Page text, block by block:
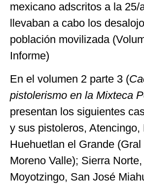
mexicano adscritos a la 25/
llevaban a cabo los
población movilizada
Informe)
En el volumen 2 parte 3 (
pistolerismo en la Mixteca
presentan los siguientes
y sus pistoleros, Atencingo,
Huehuetlan el Grande (Gral
Moreno Valle); Sierra
Moyotzingo, San José